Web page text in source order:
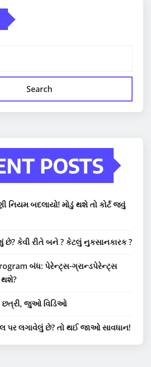
Search
POSTS
નિયમ બદલાયો! મોડું થશે તો કોર્ટ જવું
છે? કેવી રીતે બને ? કેટલું નુકસાનકારક ?
બંધ: પેરેન્ટ્સ-ગ્રાન્ડપેરેન્ટ્સ
થશે?
છત્રી, જુઓ વિડિઓ
પર લગાવેલું છે? તો થઈ જાઓ સાવધાન!